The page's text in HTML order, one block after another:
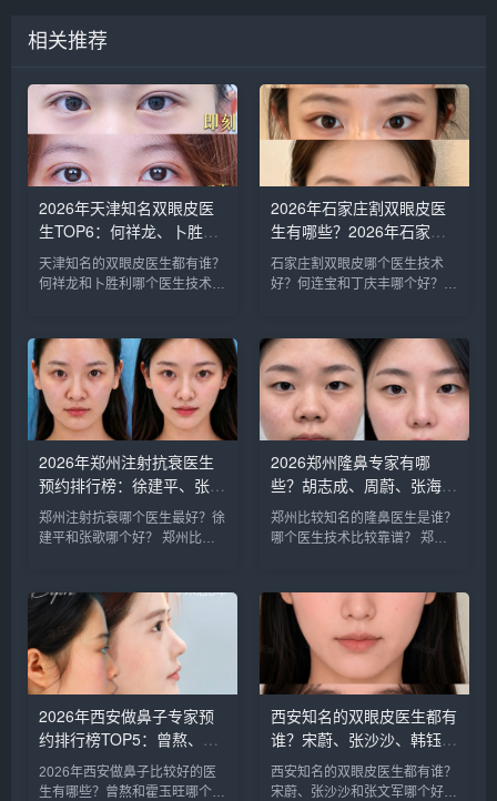
相关推荐
2026年天津知名双眼皮医
生TOP6：何祥龙、卜胜
利、关迪剑、邵妍、夏红
福、毕小丽:好？
天津知名的双眼皮医生都有谁？
何祥龙和卜胜利哪个医生技术比
何祥龙、卜胜利、关迪剑、邵
妍、夏红福、毕小丽，尤其何医
生和卜医生咨询和预约的最多，
据顾客...
2026年石家庄割双眼皮医
生有哪些？2026年石家庄
双眼皮专家预约排行榜前十
名大全
石家庄割双眼皮哪个医生技术
好？何连宝和丁庆丰哪个好？
丁庆丰、崔剑、张洁、王亚斌、
马云鹏、张玉辉、李海霞等，哪
个医生技术更好呢？我们一起来
分析下...
2026年郑州注射抗衰医生
预约排行榜：徐建平、张
歌、赵永华、张婉霞、王妍
芝、唐喜、李娟、朱怡梦哪
郑州注射抗衰哪个医生最好？徐
建平和张歌哪个好？ 郑州比较
芝、唐喜、李娟、朱怡梦。徐建
平和张歌医生是咨询和预约最多
的医生，咨询预约添加微信号：
bia...
2026郑州隆鼻专家有哪
些？胡志成、周蔚、张海
洋、王启立、张鹏、李冰谁
做鼻子更好？
郑州比较知名的隆鼻医生是谁？
哪个医生技术比较靠谱？ 郑州
李冰等，胡医生和张医生咨询和
预约的人最多，技术也更靠谱
些，咨询预约添加微信号：
bianm...
2026年西安做鼻子专家预
约排行榜TOP5：曾熬、霍
玉旺、房志强、蒋立、刘宝
军哪个更好？
2026年西安做鼻子比较好的医
生有哪些？曾熬和霍玉旺哪个更
西安知名的双眼皮医生都有
谁？宋蔚、张沙沙、韩钰
博、王璇、张文军谁做双眼
皮更好？
西安知名的双眼皮医生都有谁？
宋蔚、张沙沙和张文军哪个好？